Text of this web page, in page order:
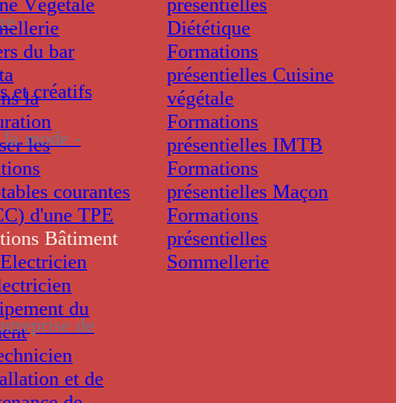
et créatifs
mode -
de
Végétale
du bar
la
les
courantes
d'une TPE
Bâtiment
du
et de
présentielles
Diététique
Formations
présentielles Cuisine
végétale
Formations
présentielles IMTB
Formations
présentielles Maçon
Formations
présentielles
Sommellerie